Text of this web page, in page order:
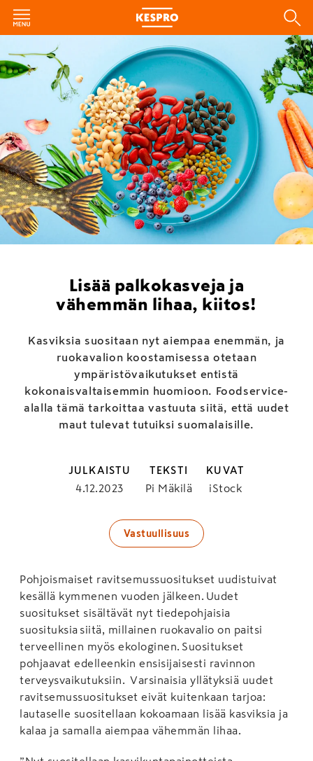
Lisää palkokasveja ja
vähemmän lihaa, kiitos!
Kasviksia suositaan nyt aiempaa enemmän, ja
ruokavalion koostamisessa otetaan
ympäristövaikutukset entistä
kokonaisvaltaisemmin huomioon. Foodservice-
alalla tämä tarkoittaa vastuuta siitä, että uudet
maut tulevat tutuiksi suomalaisille.
JULKAISTU
4.12.2023
TEKSTI
Pi Mäkilä
KUVAT
iStock
Vastuullisuus
Pohjoismaiset ravitsemussuositukset uudistuivat
kesällä kymmenen vuoden jälkeen. Uudet
suositukset sisältävät nyt tiedepohjaisia
suosituksia siitä, millainen ruokavalio on paitsi
terveellinen myös ekologinen. Suositukset
pohjaavat edelleenkin ensisijaisesti ravinnon
terveysvaikutuksiin. Varsinaisia yllätyksiä uudet
ravitsemussuositukset eivät kuitenkaan tarjoa:
lautaselle suositellaan kokoamaan lisää kasviksia ja
kalaa ja samalla aiempaa vähemmän lihaa.